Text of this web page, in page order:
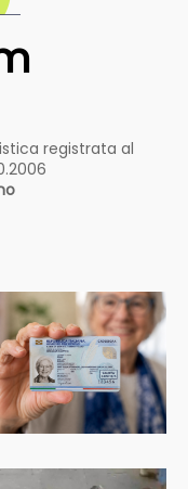
registrata al